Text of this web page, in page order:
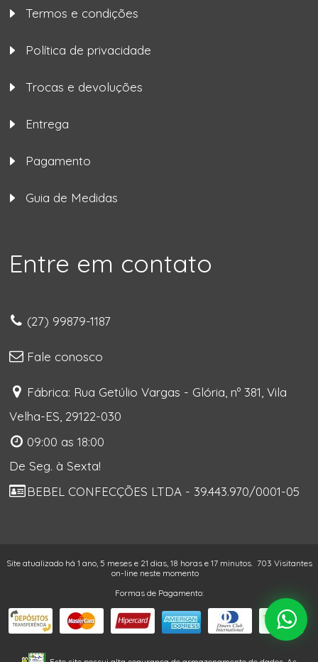
Termos e condições
Política de privacidade
Trocas e devoluções
Entrega
Pagamento
Guia de Medidas
Entre em contato
(27) 99879-1187
Fale conosco
Fábrica: Rua Getúlio Vargas - Glória, nº 381, Vila
Velha-ES, 29122-030
09:00 as 18:00
De Seg. à Sexta!
BEBEL CONFECÇÕES LTDA - 39.443.970/0001-05
Site atualizado há 1 ano, 5 meses e 21 dias, 18 horas e 17 minutos. 703 Visitantes
on-line neste momento
Formas de Pagamento: